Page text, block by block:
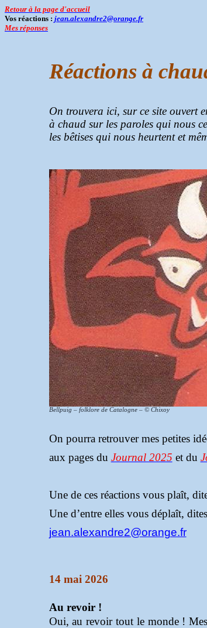
Retour à la page d'accueil
Vos réactions : jean.alexandre2@orange.fr
Mes réponses
Réactions à
On trouvera ici, sur ce site ouvert
à chaud sur les paroles qui nous
les bêtises qui nous heurtent et
Bellpuig – folklore de Catalogne – © Chixoy
On pourra retrouver mes petites
aux pages du Journal 2025 et du
Une de ces réactions vous plaît,
Une d’entre elles vous déplaît,
jean.alexandre2@orange.fr
14 mai 2026
Au revoir !
Oui, au revoir tout le monde !